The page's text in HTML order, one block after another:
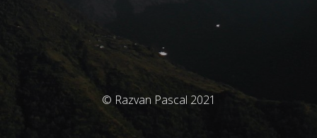
© Razvan Pascal 2021